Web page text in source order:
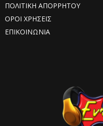
ΠΟΛΙΤΙΚΗ ΑΠΟΡΡΗΤΟΥ
ΟΡΟΙ ΧΡΗΣΕΙΣ
ΕΠΙΚΟΙΝΩΝΙΑ